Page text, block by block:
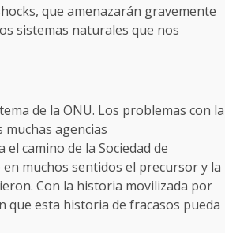
que amenazarán gravemente
sistemas naturales que nos
de la ONU. Los problemas con la
muchas agencias
camino de la Sociedad de
muchos sentidos el precursor y la
Con la historia movilizada por
que esta historia de fracasos pueda